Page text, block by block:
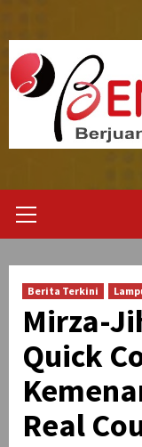
content
Menu
Berita Terkini
Mirza-
Quick
Real